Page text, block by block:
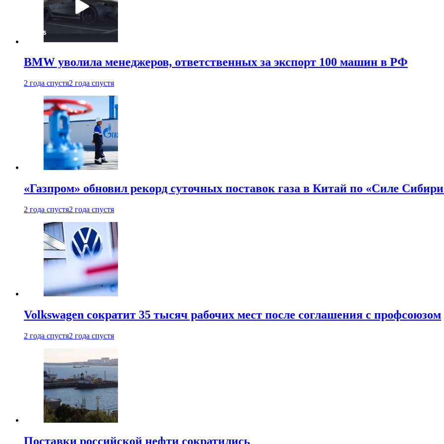
BMW уволила менеджеров, ответственных за экспорт 100 машин в РФ
2 года спустя2 года спустя
«Газпром» обновил рекорд суточных поставок газа в Китай по «Силе
2 года спустя2 года спустя
Volkswagen сократит 35 тысяч рабочих мест после соглашения с профсоюзом
2 года спустя2 года спустя
Поставки российской нефти сократились